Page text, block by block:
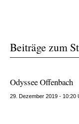
Beiträge zum
Odyssee Offenbach
29. Dezember 2019 - 10:20